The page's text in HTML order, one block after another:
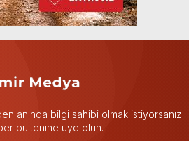
anında bilgi sahibi olmak istiyorsanız
bültenine üye olun.